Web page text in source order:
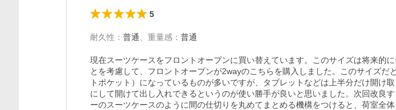
5
耐久性 ： 普通 重量感 ： 普通
現在スーツケースをフロントオープンに買い替えています。このサイズは将来的
とを考慮して、フロントオープンが2wayのこちらを購入しました。このサイズだ
トポケット）になっているものが多いですが、タブレットなどは上半分だけ開け
にして開けて出し入れできるというのが使い勝手が良いと思いました。次回改良
ーのスーツケースのように間の仕切りを丸めてまとめる機構をつけると、荷室全